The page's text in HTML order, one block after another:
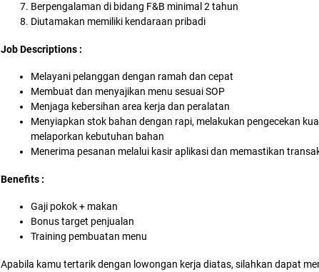
Berpengalaman di bidang F&B minimal 2 tahun
Diutamakan memiliki kendaraan pribadi
Job Descriptions :
Melayani pelanggan dengan ramah dan cepat
Membuat dan menyajikan menu sesuai SOP
Menjaga kebersihan area kerja dan peralatan
Menyiapkan stok bahan dengan rapi, melakukan pengecekan
melaporkan kebutuhan bahan
Menerima pesanan melalui kasir aplikasi dan memastikan
Benefits :
Gaji pokok + makan
Bonus target penjualan
Training pembuatan menu
Apabila kamu tertarik dengan lowongan kerja diatas, silahkan dapat